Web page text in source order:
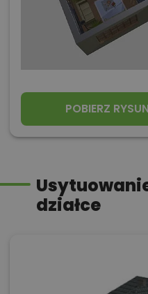
POBIERZ
działce